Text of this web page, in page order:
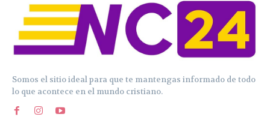
Somos el sitio ideal para que te mantengas informado de todo
lo que acontece en el mundo cristiano.